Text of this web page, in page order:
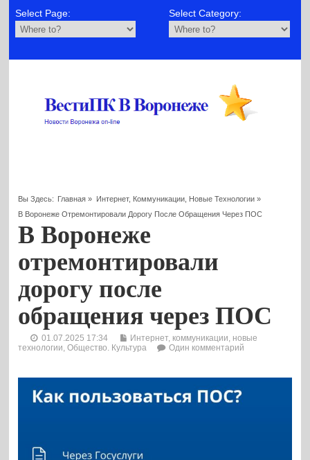
Select Page: Select Category:
Вы Здесь: Главная » Интернет, Коммуникации, Новые Технологии»
В Воронеже Отремонтировали Дорогу После Обращения Через ПОС
В Воронеже
отремонтировали
дорогу после
обращения через ПОС
01.07.2025 17:34
Интернет, коммуникации, новые
технологии ,Общество. Культура Один комментарий